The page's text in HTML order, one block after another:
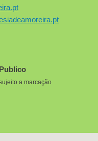
a marcação